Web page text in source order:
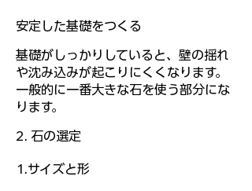
安定した基礎をつくる
基礎がしっかりしていると、壁の揺れ
や沈み込みが起こりにくくなります。
一般的に一番大きな石を使う部分にな
ります。
2. 石の選定
1.サイズと形